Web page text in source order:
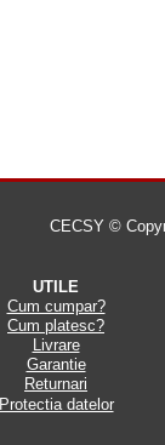
CECSY ©
UTILE
Cum cumpar?
Cum platesc?
Livrare
Garantie
Returnari
Protectia datelor